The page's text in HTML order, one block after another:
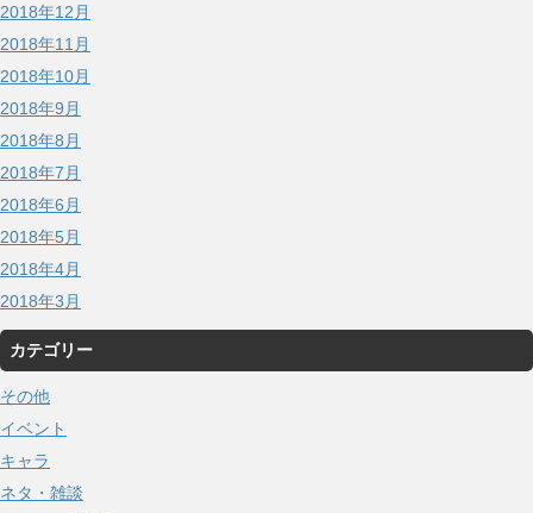
2018年12月
2018年11月
2018年10月
2018年9月
2018年8月
2018年7月
2018年6月
2018年5月
2018年4月
2018年3月
カテゴリー
その他
イベント
キャラ
ネタ・雑談